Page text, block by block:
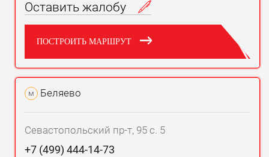
Оставить жалобу
ПОСТРОИТЬ МАРШРУТ
м Беляево
Севастопольский пр-т, 95 с. 5
+7 (499) 444-14-73